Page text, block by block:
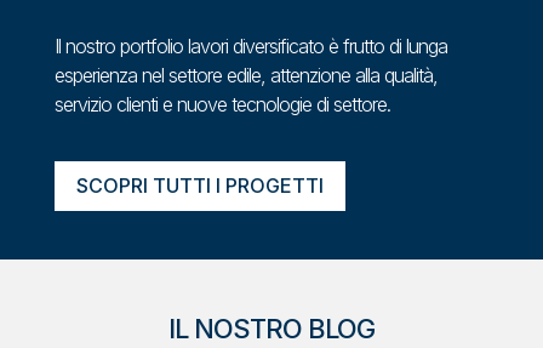
Il nostro portfolio lavori diversificato è frutto di lunga
esperienza nel settore edile, attenzione alla qualità,
servizio clienti e nuove tecnologie di settore.
SCOPRI TUTTI I PROGETTI
IL NOSTRO BLOG